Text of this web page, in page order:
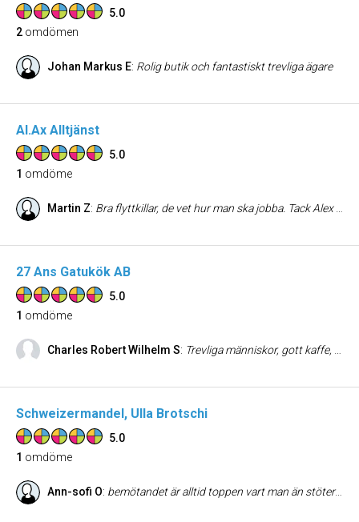
5.0
2 omdömen
Johan Markus E: Rolig butik och fantastiskt trevliga ägare
Al.Ax Alltjänst
5.0
1 omdöme
Martin Z: Bra flyttkillar, de vet hur man ska jobba. Tack Alex och gubbarna som hjälpte mig och frugan att rensa upp hemma på gården. Flytt
27 Ans Gatukök AB
5.0
1 omdöme
Charles Robert Wilhelm S: Trevliga människor, gott kaffe, god choklad, bra kakor och bakverk och prima mackor!
Schweizermandel, Ulla Brotschi
5.0
1 omdöme
Ann-sofi O: bemötandet är alltid toppen vart man än stöter på er och hur stressade ni än är,, haft förmånen att se på plats hur det går till och det är rent och snyggt,, för att få dessa mandlar och vet att de gör allt för hand så,,JA hur goda som hellst och prisvärda,,med toppen personal!!